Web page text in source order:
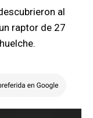
al
raptor de 27